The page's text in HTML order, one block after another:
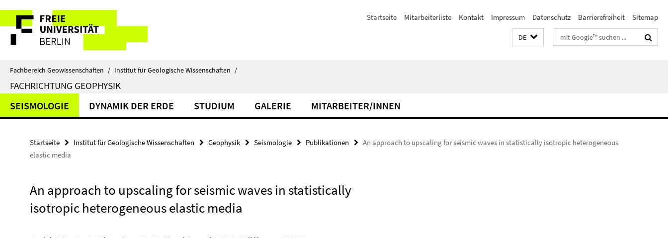
direkt
Inhalt
Service-
Navigation
Startseite Mitarbeiterliste Kontakt Impressum Datenschutz Barrierefreiheit Sitemap
DE Suchbegriffe
Fachbereich Geowissenschaften / Institut für Geologische Wissenschaften /
FACHRICHTUNG GEOPHYSIK
SEISMOLOGIE DYNAMIK DER ERDE STUDIUM GALERIE MITARBEITER/INNEN
Startseite Institut für Geologische Wissenschaften Geophysik Seismologie Publikationen
An approach to upscaling for seismic waves in statistically isotropic heterogeneous
elastic media
An approach to upscaling for seismic waves in statistically
isotropic heterogeneous elastic media